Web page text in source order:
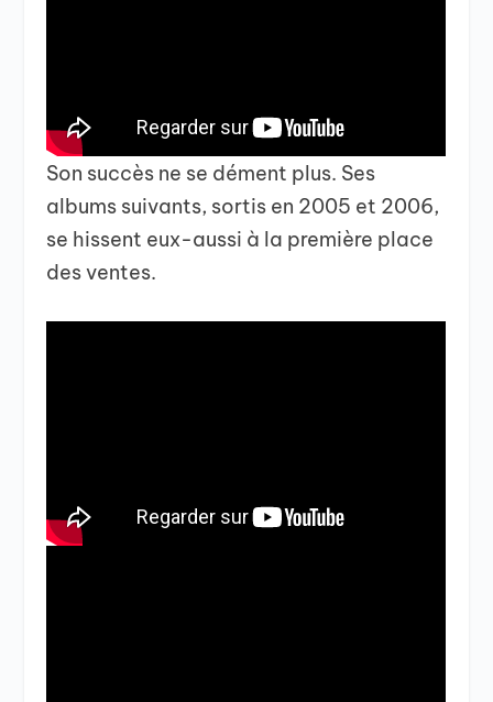
Son succès ne se dément plus. Ses
albums suivants, sortis en 2005 et 2006,
se hissent eux-aussi à la première place
des ventes.